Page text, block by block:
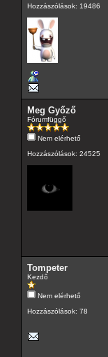
Hozzászólások: 19486
Meg Győző
Fórumfüggő
Nem elérhető
Hozzászólások: 24525
Tompeter
Kezdő
Nem elérhető
Hozzászólások: 78